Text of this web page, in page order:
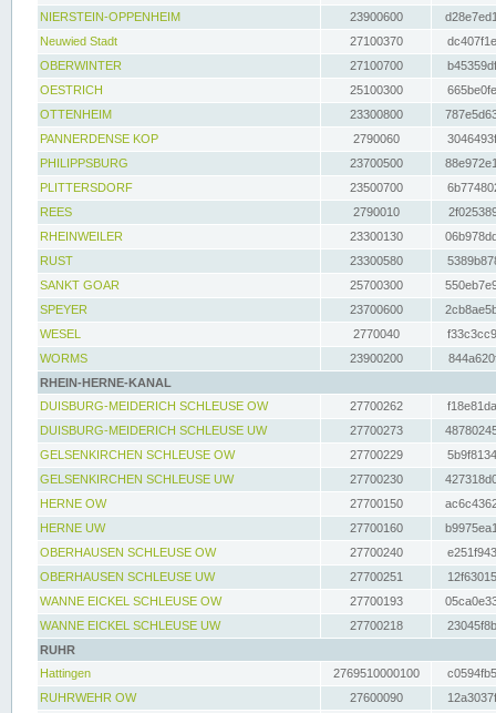
NIERSTEIN-OPPENHEIM
23900600
Neuwied Stadt
27100370
OBERWINTER
27100700
OESTRICH
25100300
OTTENHEIM
23300800
PANNERDENSE KOP
2790060
PHILIPPSBURG
23700500
PLITTERSDORF
23500700
REES
2790010
RHEINWEILER
23300130
RUST
23300580
SANKT GOAR
25700300
SPEYER
23700600
WESEL
2770040
WORMS
23900200
RHEIN-HERNE-KANAL
DUISBURG-MEIDERICH SCHLEUSE OW
27700262
DUISBURG-MEIDERICH SCHLEUSE UW
27700273
GELSENKIRCHEN SCHLEUSE OW
27700229
GELSENKIRCHEN SCHLEUSE UW
27700230
HERNE OW
27700150
HERNE UW
27700160
OBERHAUSEN SCHLEUSE OW
27700240
OBERHAUSEN SCHLEUSE UW
27700251
WANNE EICKEL SCHLEUSE OW
27700193
WANNE EICKEL SCHLEUSE UW
27700218
RUHR
Hattingen
2769510000100
RUHRWEHR OW
27600090